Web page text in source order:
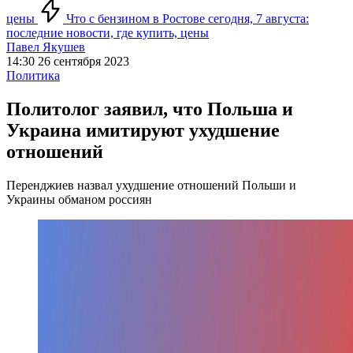
цены
Что с бензином в Ростове сегодня, 7 августа:
последние новости, где купить, цены
Павел Якушев
14:30 26 сентября 2023
Политика
Политолог заявил, что Польша и
Украина имитируют ухудшение
отношений
Перенджиев назвал ухудшение отношений Польши и
Украины обманом россиян